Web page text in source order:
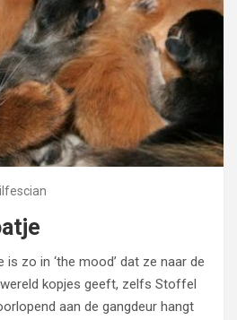
zo in ‘the mood’ dat ze naar de
kopjes geeft, zelfs Stoffel
aan de gangdeur hangt